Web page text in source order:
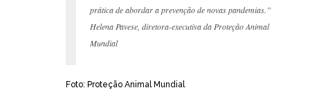
prática de abordar a prevenção de novas pandemias.”
Helena Pavese, diretora-executiva da Proteção Animal
Mundial
Foto: Proteção Animal Mundial